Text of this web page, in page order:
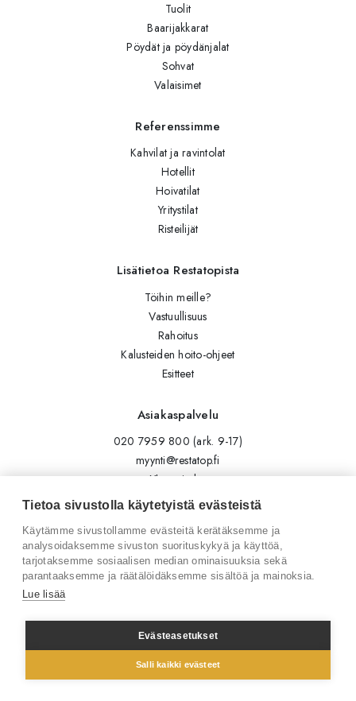
Tuolit
Baarijakkarat
Pöydät ja pöydänjalat
Sohvat
Valaisimet
Referenssimme
Kahvilat ja ravintolat
Hotellit
Hoivatilat
Yritystilat
Risteilijät
Lisätietoa Restatopista
Töihin meille?
Vastuullisuus
Rahoitus
Kalusteiden hoito-ohjeet
Esitteet
Asiakaspalvelu
020 7959 800 (ark. 9-17)
myynti@restatop.fi
Yhteystiedot
Lähetä viesti
Seuraa meitä
Tilaa uutiskirje
Facebook
© 2026 Restatop Oy
Tietoa sivustolla käytetyistä evästeistä
Käytämme sivustollamme evästeitä kerätäksemme ja
analysoidaksemme sivuston suorituskykyä ja käyttöä,
tarjotaksemme sosiaalisen median ominaisuuksia sekä
parantaaksemme ja räätälöidäksemme sisältöä ja mainoksia.
Lue lisää
Evästeasetukset
Salli kaikki evästeet